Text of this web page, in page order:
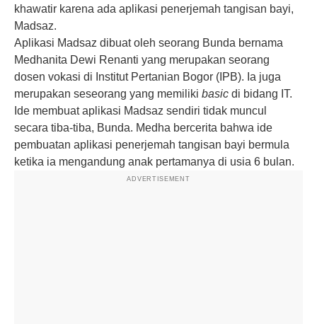
khawatir karena ada aplikasi penerjemah tangisan bayi,
Madsaz.
Aplikasi Madsaz dibuat oleh seorang Bunda bernama
Medhanita Dewi Renanti yang merupakan seorang
dosen vokasi di Institut Pertanian Bogor (IPB). Ia juga
merupakan seseorang yang memiliki basic di bidang IT.
Ide membuat aplikasi Madsaz sendiri tidak muncul
secara tiba-tiba, Bunda. Medha bercerita bahwa ide
pembuatan aplikasi penerjemah tangisan bayi bermula
ketika ia mengandung anak pertamanya di usia 6 bulan.
ADVERTISEMENT